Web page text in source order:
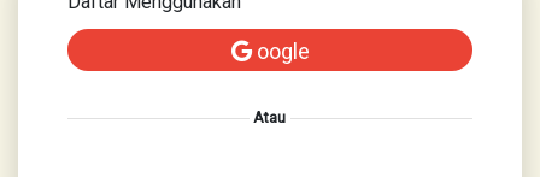
oogle
Atau